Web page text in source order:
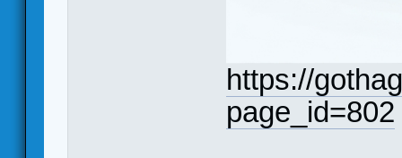
https://
page_id=802